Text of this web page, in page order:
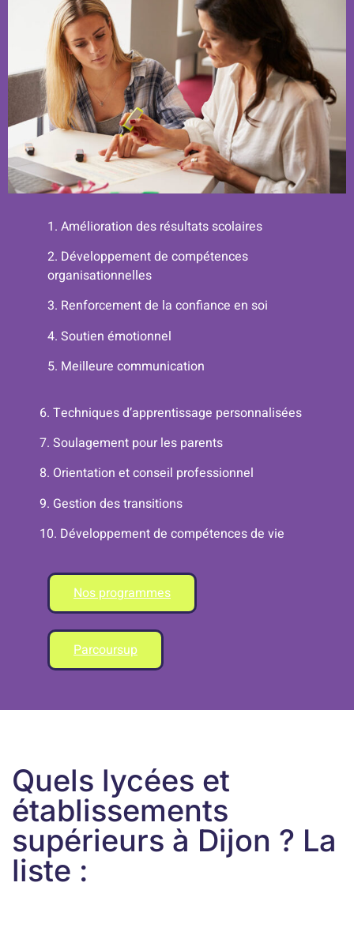
1. Amélioration des résultats scolaires
2. Développement de compétences
organisationnelles
3. Renforcement de la confiance en soi
4. Soutien émotionnel
5. Meilleure communication
6. Techniques d’apprentissage personnalisées
7. Soulagement pour les parents
8. Orientation et conseil professionnel
9. Gestion des transitions
10. Développement de compétences de vie
Nos programmes
Parcoursup
Quels lycées et
établissements
supérieurs à Dijon ? La
liste :